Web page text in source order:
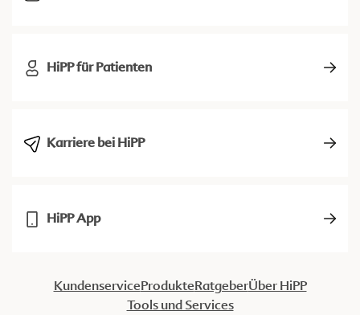
HiPP für Patienten
Karriere bei HiPP
HiPP App
KundenserviceProdukteRatgeberÜber HiPP
Tools und Services